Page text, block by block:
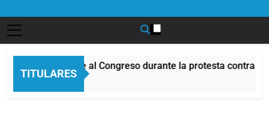
TITULARES
Incidentes frente al Congreso durante la protesta contra la
8 Horas Atrás